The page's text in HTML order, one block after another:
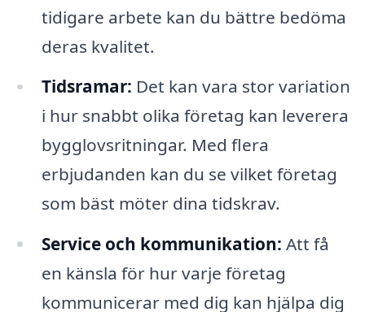
tidigare arbete kan du bättre bedöma
deras kvalitet.
Tidsramar: Det kan vara stor variation
i hur snabbt olika företag kan leverera
bygglovsritningar. Med flera
erbjudanden kan du se vilket företag
som bäst möter dina tidskrav.
Service och kommunikation: Att få
en känsla för hur varje företag
kommunicerar med dig kan hjälpa dig